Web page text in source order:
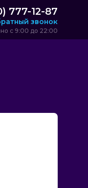
777-12-87
звонок
с 9:00 до 22:00